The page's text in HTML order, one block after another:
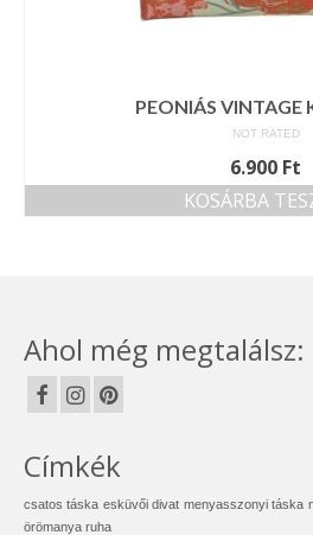
PEONIÁS VINTAGE
NOT RATED
6.900 Ft
KOSÁRBA
Ahol még megtalálsz:
Címkék
csatos táska esküvői divat menyasszonyi táska
örömanya ruha